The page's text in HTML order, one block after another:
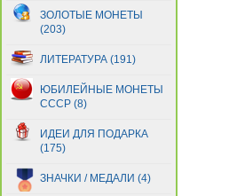
ЗОЛОТЫЕ МОНЕТЫ
(203)
ЛИТЕРАТУРА (191)
ЮБИЛЕЙНЫЕ МОНЕТЫ
СССР (8)
ИДЕИ ДЛЯ ПОДАРКА
(175)
ЗНАЧКИ / МЕДАЛИ (4)